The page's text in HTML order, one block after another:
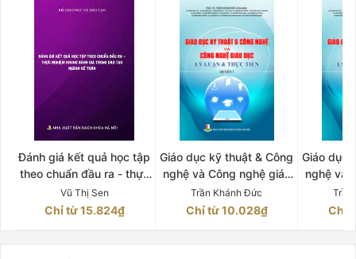
Đánh giá kết quả học tập
theo chuẩn đầu ra - thực
nghiệm khung đánh giá
trong đào tạo ngành kế
Vũ Thị Sen
Chỉ từ 15.824₫
Giáo dục kỹ thuật & Công
nghệ và Công nghệ giáo
dục: Lý luận & Thực tiễn
Quyển 7
Trần Khánh Đức
Chỉ từ 10.028₫
Giáo dục
nghệ và
dục: Lý
Chỉ